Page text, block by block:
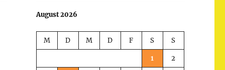
August 2026
M D M D F S S
1 2